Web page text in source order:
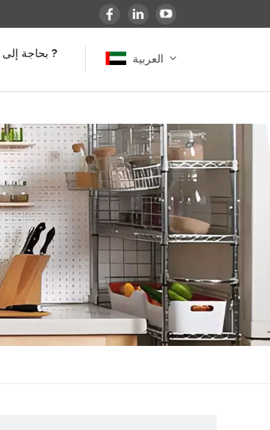
العربية
English
español
français
Deutsch
العربية
بحاجة إلى مساعدة ?